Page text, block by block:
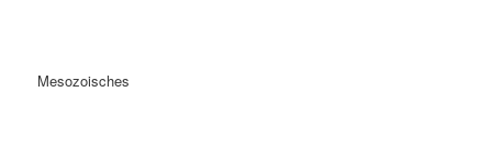
Mesozoisches